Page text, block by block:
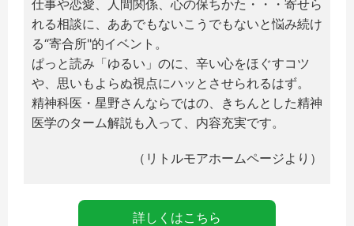
仕事や恋愛、人間関係、心の保ちかた・・・寄せら
れる相談に、ああでもないこうでもないと悩み続け
る“寄合所"的イベント。
ぱっと読み「ゆるい」のに、辛い心をほぐすコツ
や、思いもよらぬ視点にハッとさせられるはず。
精神科医・星野さんならではの、きちんとした精神
医学のターム解説も入って、内容充実です。
（リトルモアホームページより）
詳しくはこちら